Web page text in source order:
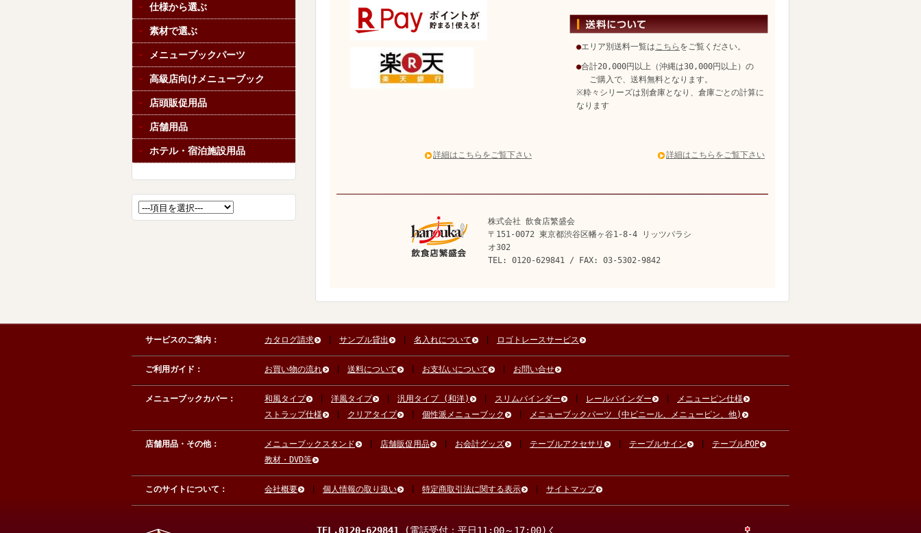
仕様から選ぶ
素材で選ぶ
メニューブックパーツ
高級店向けメニューブック
店頭販促用品
店舗用品
ホテル・宿泊施設用品 詳細はこちらをご覧下さい
●エリア別送料一覧はこちら をご覧ください。
●合計20,000円以上（沖縄は30,000円以上）の
ご購入で、送料無料となります。
※粋々シリーズは別倉庫となり、倉庫ごとの計算に
なります
詳細はこちらをご覧下さい
株式会社 飲食店繁盛会
〒151-0072 東京都渋谷区幡ヶ谷1-8-4 リッツパラシ
オ302
TEL: 0120-629841 / FAX: 03-5302-9842
サービスのご案内： カタログ請求 サンプル貸出 名入れについて ロゴトレースサービス
ご利用ガイド： お買い物の流れ 送料について お支払いについて お問い合せ
メニューブックカバー： 和風タイプ 洋風タイプ 汎用タイプ (和洋) スリムバインダー レールバインダー
メニューピン仕様
ストラップ仕様
クリアタイプ 個性派メニューブック メニューブックパーツ (中ビニール、メニューピン、他)
店舗用品・その他： メニューブックスタンド 店舗販促用品 お会計グッズ テーブルアクセサリ テーブルサイン
テーブルPOP
教材・DVD等
このサイトについて： 会社概要 個人情報の取り扱い 特定商取引法に関する表示 サイトマップ
TEL.0120-629841 (電話受付：平日11:00～17:00)く